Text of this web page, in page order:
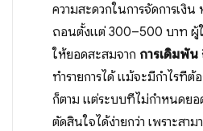
ความสะดวกในการจัดการเงิ
ถอนตั้งแต่ 300–500 บาท ผู้ใ
ให้ยอดสะสมจาก การเดิมพัน
ทำรายการได้ แม้จะมีกำไรที่ต้
ก็ตาม แต่ระบบที่ไม่กำหนดย
ตัดสินใจได้ง่ายกว่า เพราะสา